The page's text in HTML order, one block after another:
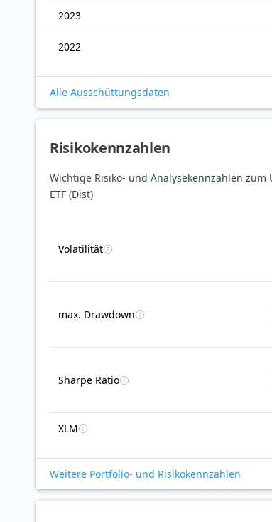
2023
2022
Alle Ausschüttungsdaten
Risikokennzahlen
Wichtige Risiko- und Analysekennzahlen zum
ETF (Dist)
Volatilität
max. Drawdown
Sharpe Ratio
XLM
Weitere Portfolio- und Risikokennzahlen